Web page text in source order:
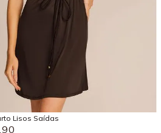
P
Adicionar na sacola
Lisos Saídas
,90